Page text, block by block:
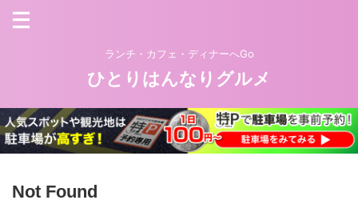
ランチ・カフェ・ディナーへGo
ひとりはんなりグルメ
Not Found